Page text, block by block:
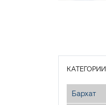
КАТЕГОРИИ
Бархат